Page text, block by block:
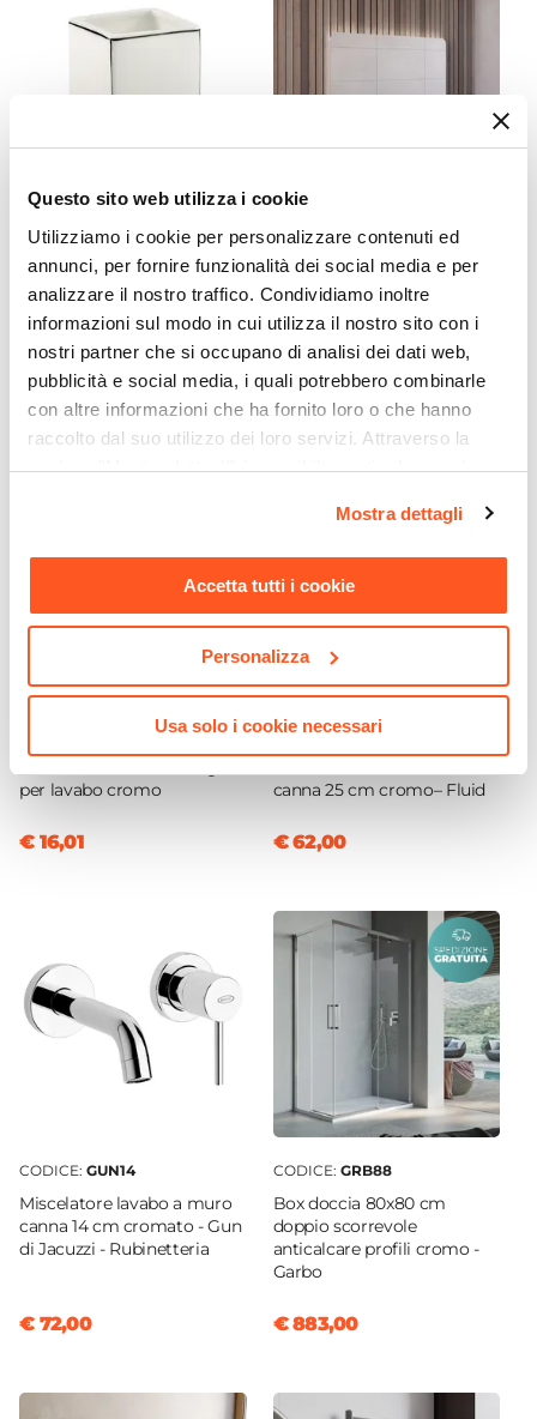
Questo sito web utilizza i cookie
Utilizziamo i cookie per personalizzare contenuti ed
annunci, per fornire funzionalità dei social media e per
analizzare il nostro traffico. Condividiamo inoltre
informazioni sul modo in cui utilizza il nostro sito con i
nostri partner che si occupano di analisi dei dati web,
pubblicità e social media, i quali potrebbero combinarle
con altre informazioni che ha fornito loro o che hanno
raccolto dal suo utilizzo dei loro servizi. Attraverso la
sezione "Mostra dettagli" è possibile gestire le proprie
momento. Per maggiori informazioni si invita a leggere la
nostraCookie Policy.
Mostra dettagli
Accetta tutti i cookie
Personalizza
Usa solo i cookie necessari
Porta scopino
Portaspazzolini da
appoggio in ceramica
bianco con profilo nero -
Lucrezia di Gedy
€ 11,00
Specchio led 70x80 cm con
ingranditore orologio e
accensione touch - Roxy
€ 126,00
per lavabo cromo
€ 16,01
CODICE:FLD-LM5
canna 25 cm cromo– Fluid
€ 62,00
CODICE: GUN14
Miscelatore lavabo a muro
canna 14 cm cromato - Gun
di Jacuzzi - Rubinetteria
€ 72,00
CODICE: GRB88
Box doccia 80x80 cm
doppio scorrevole
anticalcare profili cromo -
Garbo
€ 883,00